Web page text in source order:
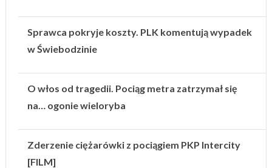
Sprawca pokryje koszty. PLK komentują wypadek
w Świebodzinie
O włos od tragedii. Pociąg metra zatrzymał się
na… ogonie wieloryba
Zderzenie ciężarówki z pociągiem PKP Intercity
[FILM]